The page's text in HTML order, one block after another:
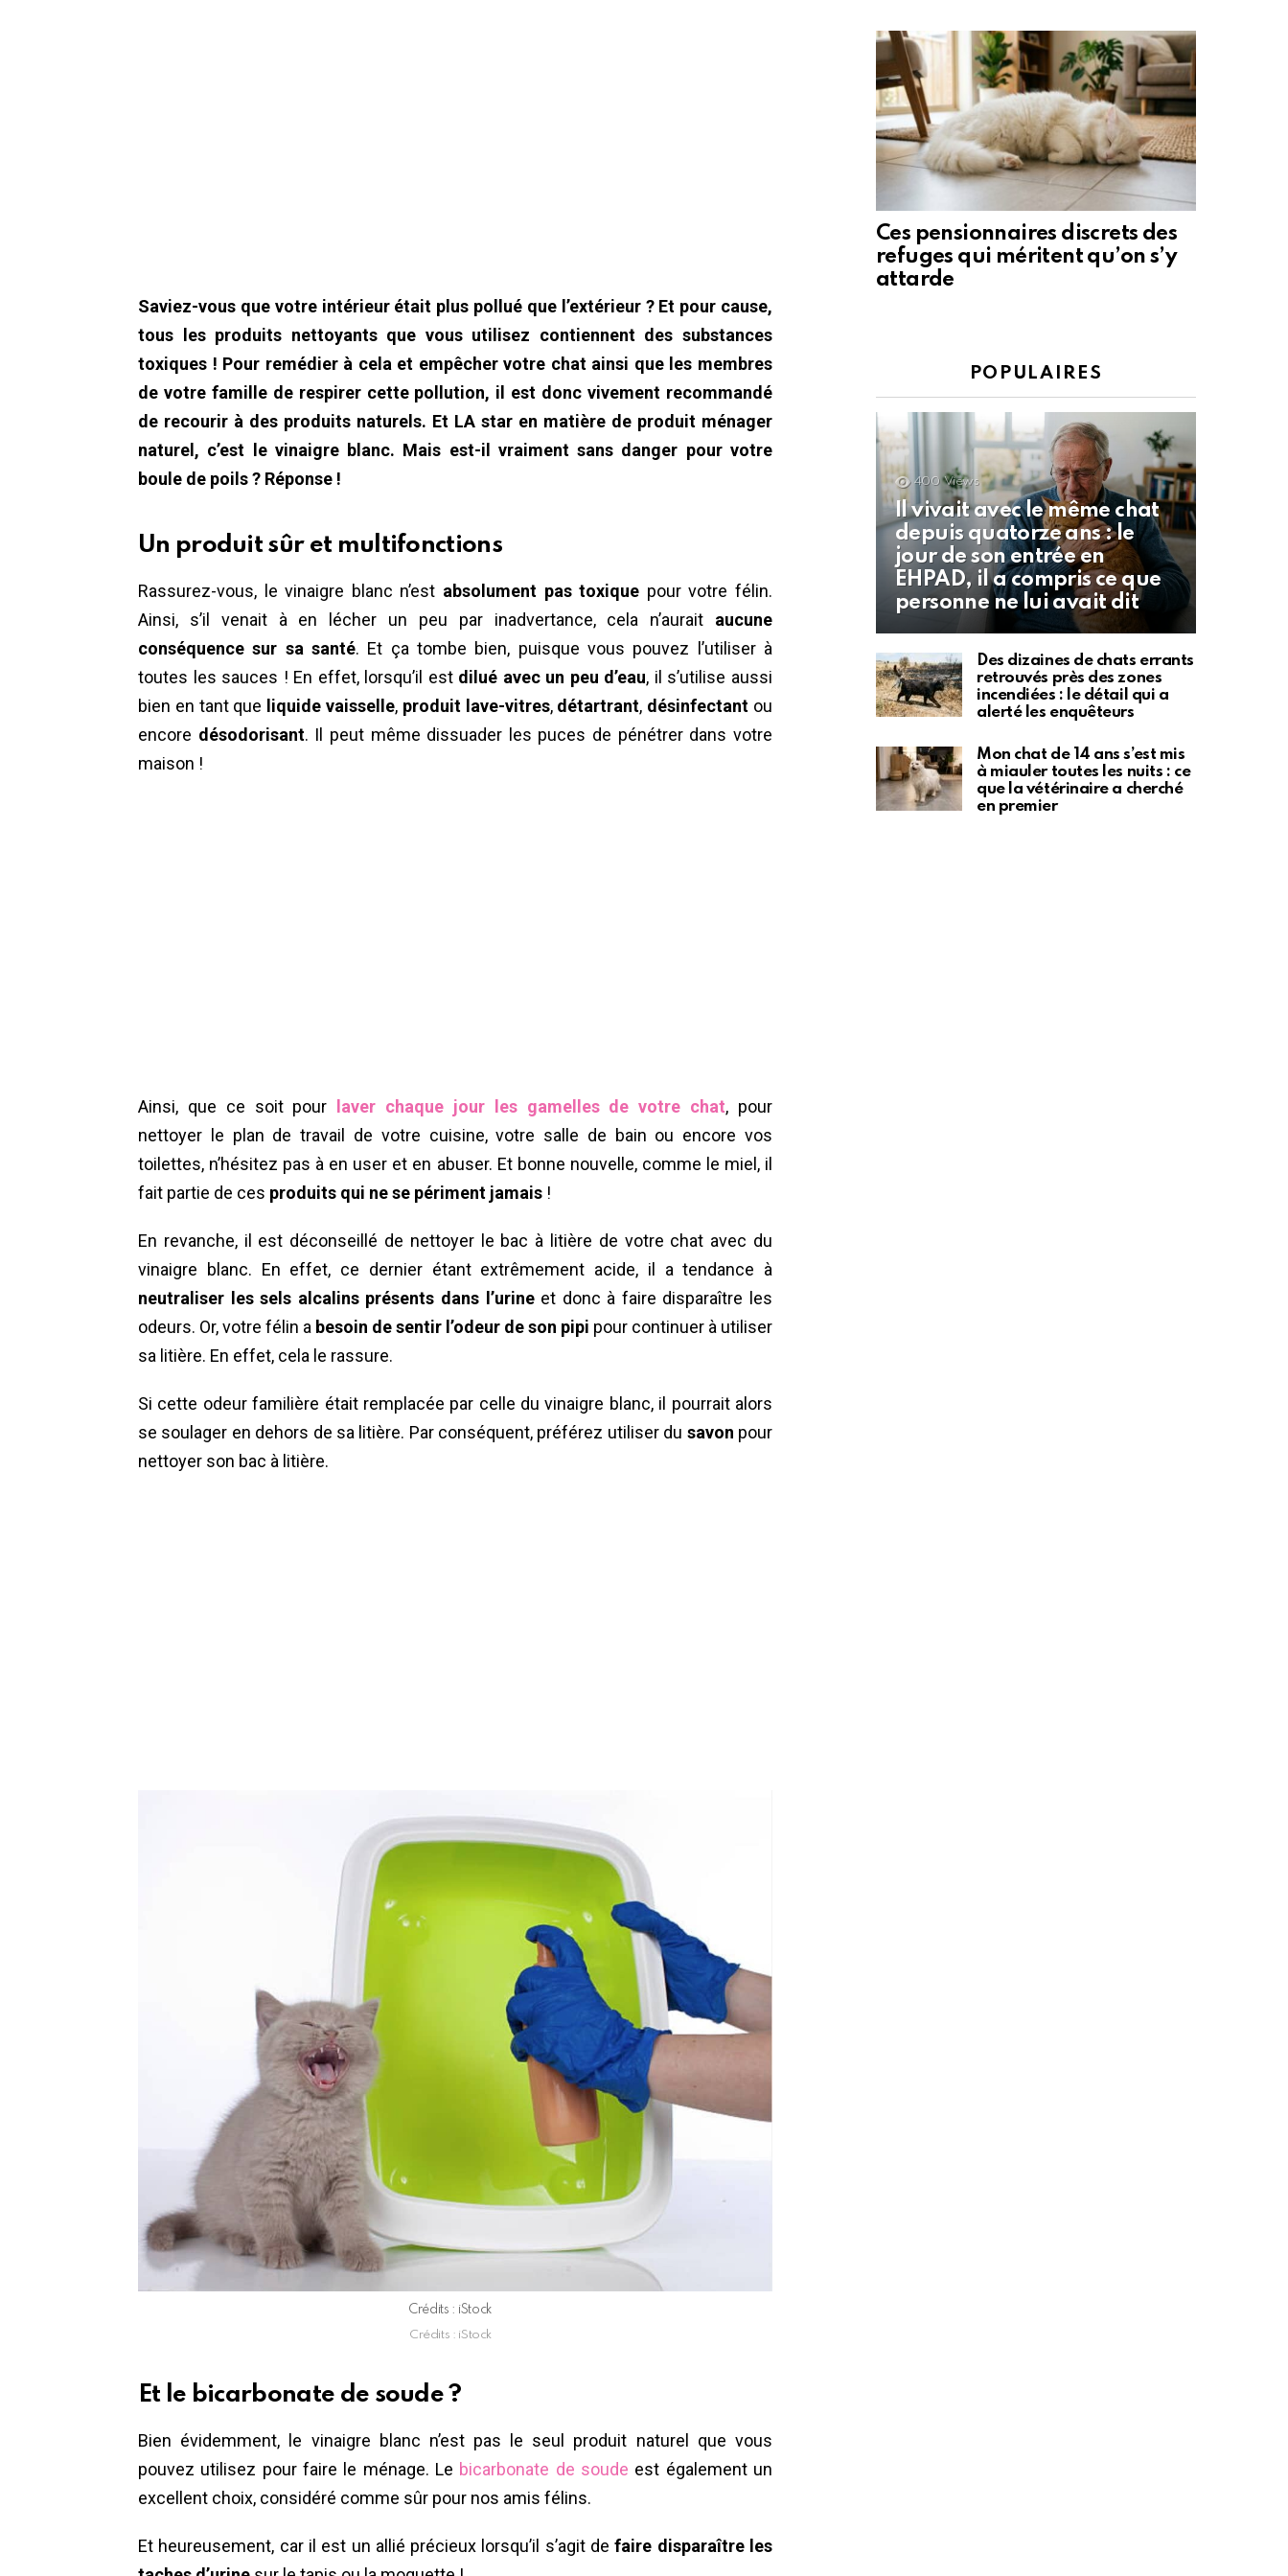
Saviez-vous que votre intérieur était plus pollué que l’extérieur ? Et pour cause,
tous les produits nettoyants que vous utilisez contiennent des substances
toxiques ! Pour remédier à cela et empêcher votre chat ainsi que les membres
de votre famille de respirer cette pollution, il est donc vivement recommandé
de recourir à des produits naturels. Et LA star en matière de produit ménager
naturel, c’est le vinaigre blanc. Mais est-il vraiment sans danger pour votre
boule de poils ? Réponse !
Un produit sûr et multifonctions
Rassurez-vous, le vinaigre blanc n’est absolument pas toxique pour votre félin.
Ainsi, s’il venait à en lécher un peu par inadvertance, cela n’aurait aucune
conséquence sur sa santé. Et ça tombe bien, puisque vous pouvez l’utiliser à
toutes les sauces ! En effet, lorsqu’il est dilué avec un peu d’eau, il s’utilise aussi
bien en tant que liquide vaisselle, produit lave-vitres, détartrant, désinfectant ou
encore désodorisant. Il peut même dissuader les puces de pénétrer dans votre
maison !
Ainsi, que ce soit pour laver chaque jour les gamelles de votre chat, pour
nettoyer le plan de travail de votre cuisine, votre salle de bain ou encore vos
toilettes, n’hésitez pas à en user et en abuser. Et bonne nouvelle, comme le miel, il
fait partie de ces produits qui ne se périment jamais !
En revanche, il est déconseillé de nettoyer le bac à litière de votre chat avec du
vinaigre blanc. En effet, ce dernier étant extrêmement acide, il a tendance à
neutraliser les sels alcalins présents dans l’urineet donc à faire disparaître les
odeurs. Or, votre félin a besoin de sentir l’odeur de son pipi pour continuer à utiliser
sa litière. En effet, cela le rassure.
Si cette odeur familière était remplacée par celle du vinaigre blanc, il pourrait alors
se soulager en dehors de sa litière. Par conséquent, préférez utiliser du savon pour
nettoyer son bac à litière.
Crédits : iStock
Crédits : iStock
Et le bicarbonate de soude ?
Bien évidemment, le vinaigre blanc n’est pas le seul produit naturel que vous
pouvez utilisez pour faire le ménage. Le bicarbonate de soude est également un
excellent choix, considéré comme sûr pour nos amis félins.
Et heureusement, car il est un allié précieux lorsqu’il s’agit de faire disparaître les
Ces pensionnaires discrets des
refuges qui méritent qu’on s’y
attarde
POPULAIRES
400 Views
Il vivait avec le même chat
depuis quatorze ans : le
jour de son entrée en
EHPAD, il a compris ce que
personne ne lui avait dit
Des dizaines de chats errants
retrouvés près des zones
incendiées : le détail qui a
alerté les enquêteurs
Mon chat de 14 ans s’est mis
à miauler toutes les nuits : ce
que la vétérinaire a cherché
en premier